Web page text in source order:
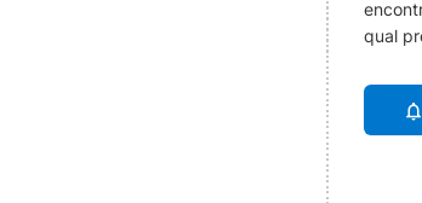
qual